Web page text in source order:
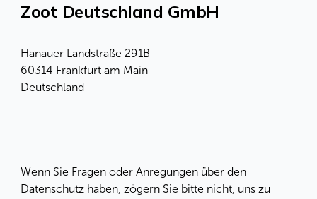
Zoot Deutschland GmbH
Hanauer Landstraße 291B
60314 Frankfurt am Main
Deutschland
Wenn Sie Fragen oder Anregungen über den
Datenschutz haben, zögern Sie bitte nicht, uns zu